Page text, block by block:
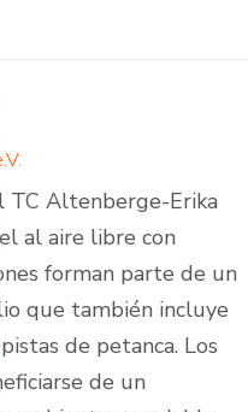
TC Altenberge-Erika
al aire libre con
forman parte de un
que también incluye
de petanca. Los
de un